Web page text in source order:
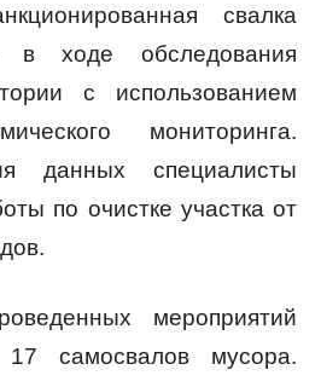
свалка
в ходе обследования
с использованием
мониторинга.
данных специалисты
по очистке участка от
мероприятий
самосвалов мусора.